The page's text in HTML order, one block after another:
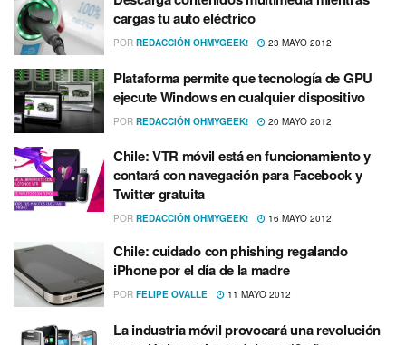
cargas tu auto eléctrico
POR REDACCIÓN OHMYGEEK! 23 MAYO 2012
Plataforma permite que tecnologí­a de GPU
ejecute Windows en cualquier dispositivo
POR REDACCIÓN OHMYGEEK! 20 MAYO 2012
Chile: VTR móvil está en funcionamiento y
contará con navegación para Facebook y
Twitter gratuita
POR REDACCIÓN OHMYGEEK! 16 MAYO 2012
Chile: cuidado con phishing regalando
iPhone por el dí­a de la madre
POR FELIPE OVALLE 11 MAYO 2012
La industria móvil provocará una revolución